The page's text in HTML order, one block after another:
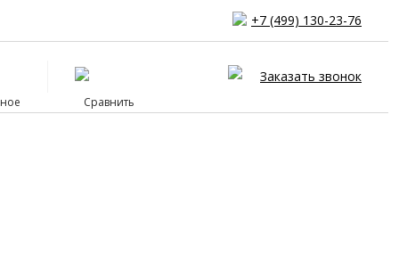
+7 (499) 130-23-76
Сравнить
Заказать звонок